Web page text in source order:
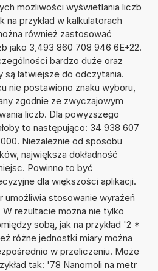
możliwości wyświetlania liczb
na przykład w kalkulatorach
również zastosować
jako 3,493 860 708 946 6E+22.
bardzo duże oraz
są łatwiejsze do odczytania.
nie postawiono znaku wyboru,
zgodnie ze zwyczajowym
liczb. Dla powyższego
to następująco: 34 938 607
Niezależnie od sposobu
największa dokładność
Powinno to być
dla większości aplikacji.
umożliwia stosowanie wyrażeń
rezultacie można nie tylko
sobą, jak na przykład '2 *
różne jednostki miary można
w przeliczeniu. Może
tak: '78 Nanomoli na metr